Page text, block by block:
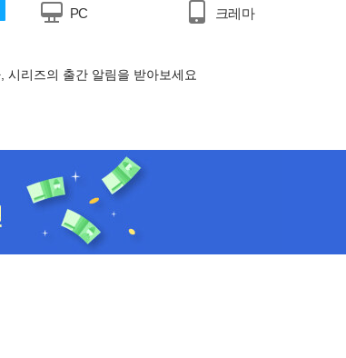
PC 크레마
시리즈의 출간 알림을 받아보세요